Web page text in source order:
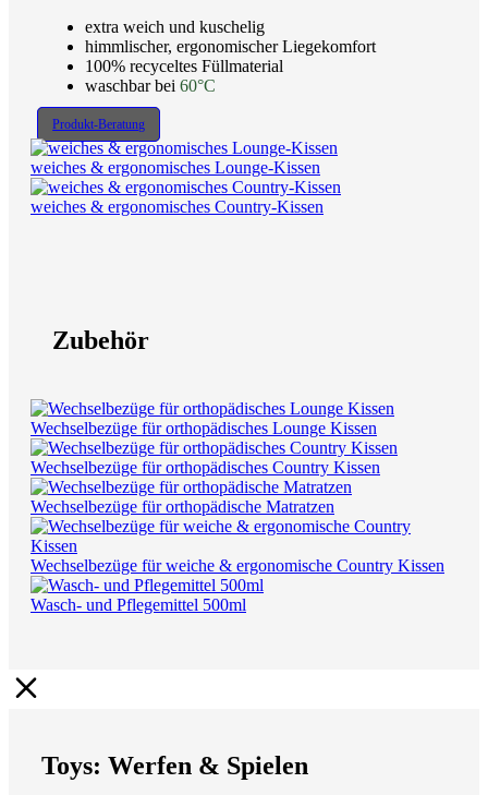
extra weich und kuschelig
himmlischer, ergonomischer Liegekomfort
100% recyceltes Füllmaterial
waschbar bei 60°C
Produkt-Beratung
weiches & ergonomisches Lounge-Kissen
weiches & ergonomisches Country-Kissen
Zubehör
Wechselbezüge für orthopädisches Lounge Kissen
Wechselbezüge für orthopädisches Country Kissen
Wechselbezüge für orthopädische Matratzen
Wechselbezüge für weiche & ergonomische Country Kissen
Wasch- und Pflegemittel 500ml
Toys: Werfen & Spielen